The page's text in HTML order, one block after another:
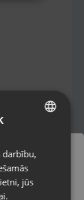
uz
RUSSIAN
darbību,
jūs